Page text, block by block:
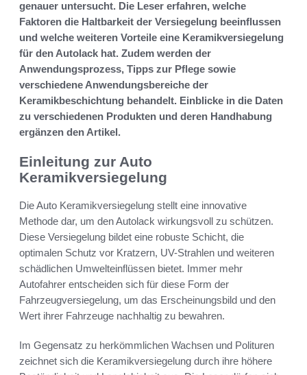
genauer untersucht. Die Leser erfahren, welche
Faktoren die Haltbarkeit der Versiegelung beeinflussen
und welche weiteren Vorteile eine Keramikversiegelung
für den Autolack hat. Zudem werden der
Anwendungsprozess, Tipps zur Pflege sowie
verschiedene Anwendungsbereiche der
Keramikbeschichtung behandelt. Einblicke in die Daten
zu verschiedenen Produkten und deren Handhabung
ergänzen den Artikel.
Einleitung zur Auto
Keramikversiegelung
Die Auto Keramikversiegelung stellt eine innovative
Methode dar, um den Autolack wirkungsvoll zu schützen.
Diese Versiegelung bildet eine robuste Schicht, die
optimalen Schutz vor Kratzern, UV-Strahlen und weiteren
schädlichen Umwelteinflüssen bietet. Immer mehr
Autofahrer entscheiden sich für diese Form der
Fahrzeugversiegelung, um das Erscheinungsbild und den
Wert ihrer Fahrzeuge nachhaltig zu bewahren.
Im Gegensatz zu herkömmlichen Wachsen und Polituren
zeichnet sich die Keramikversiegelung durch ihre höhere